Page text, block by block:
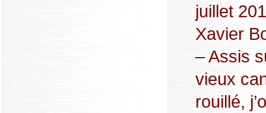
juillet
Xavier
– Assis
vieux
rouillé,